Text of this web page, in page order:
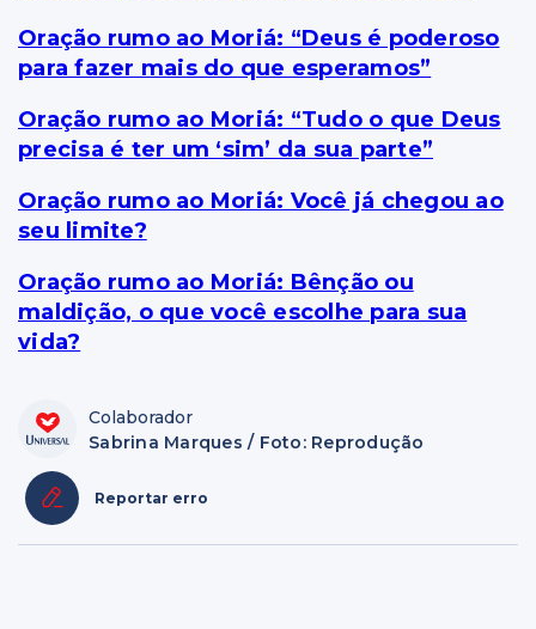
Oração rumo ao Moriá: “Deus é poderoso
para fazer mais do que esperamos”
Oração rumo ao Moriá: “Tudo o que Deus
precisa é ter um ‘sim’ da sua parte”
Oração rumo ao Moriá: Você já chegou ao
seu limite?
Oração rumo ao Moriá: Bênção ou
maldição, o que você escolhe para sua
vida?
Colaborador
Sabrina Marques / Foto: Reprodução
Reportar erro